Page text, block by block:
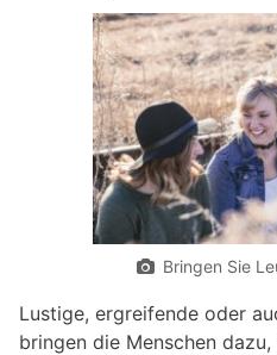
Bringen Sie
Lustige, ergreifende oder
bringen die Menschen